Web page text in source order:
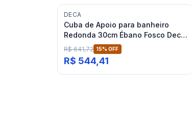
DECA
Cuba de Apoio para banheiro
Redonda 30cm Ébano Fosco Deca
L.12030
R$ 641,72 15% OFF
R$ 544,41